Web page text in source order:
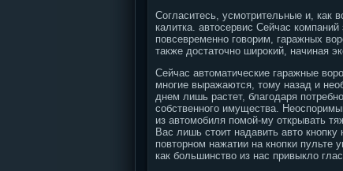
Согласитесь, усмотрительные и, как
калитка. автосервис Сейчас
повсевременно говорим, гаражных
также достаточно широкий, начиная
Сейчас автоматические гаражные
многие выражаются, тому назад и
днем лишь растет, благодаря
собственного имущества.
из автомобиля помой-му открывать
Вас лишь стоит надавить авто
повторном нажатии на кнопки
как большинство из нас привыкло